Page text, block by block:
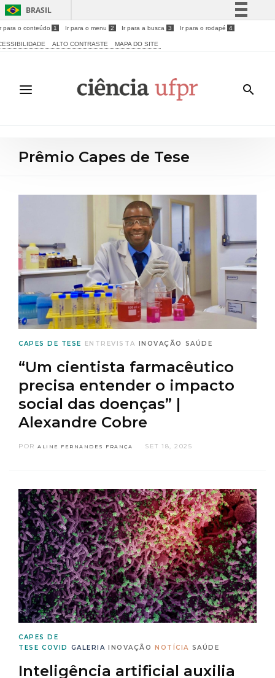
BRASIL
Simplifique!
Acesso à informação
Legislação
para o conteúdo 1 Ir para o menu 2 Ir para a busca 3 Ir para o rodapé 4
ALTO CONTRASTE MAPA DO SITE
Prêmio Capes de Tese
CAPES DE TESE ENTREVISTA INOVAÇÃO SAÚDE
“Um cientista farmacêutico
precisa entender o impacto
social das doenças” |
Alexandre Cobre
POR ALINE FERNANDES FRANÇA SET 18, 2025
CAPES DE
TESE COVID GALERIA INOVAÇÃO NOTÍCIA SAÚDE
Inteligência artificial auxilia